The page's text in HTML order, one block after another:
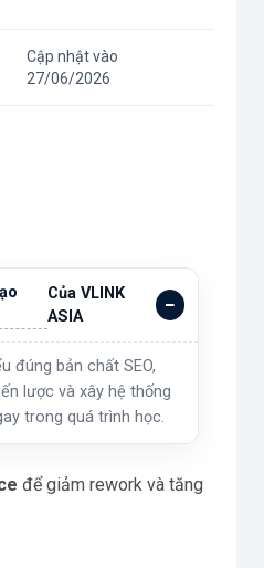
Cập nhật vào
27/06/2026
Của VLINK
ASIA
đúng bản chất SEO,
lược và xây hệ thống
trong quá trình học.
để giảm rework và tăng